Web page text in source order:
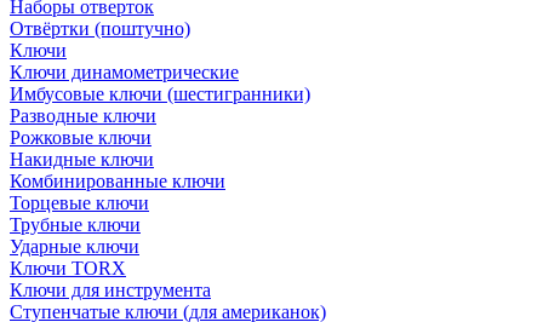
Наборы отверток
Отвёртки (поштучно)
Ключи
Ключи динамометрические
Имбусовые ключи (шестигранники)
Разводные ключи
Рожковые ключи
Накидные ключи
Комбинированные ключи
Торцевые ключи
Трубные ключи
Ударные ключи
Ключи TORX
Ключи для инструмента
Ступенчатые ключи (для американок)